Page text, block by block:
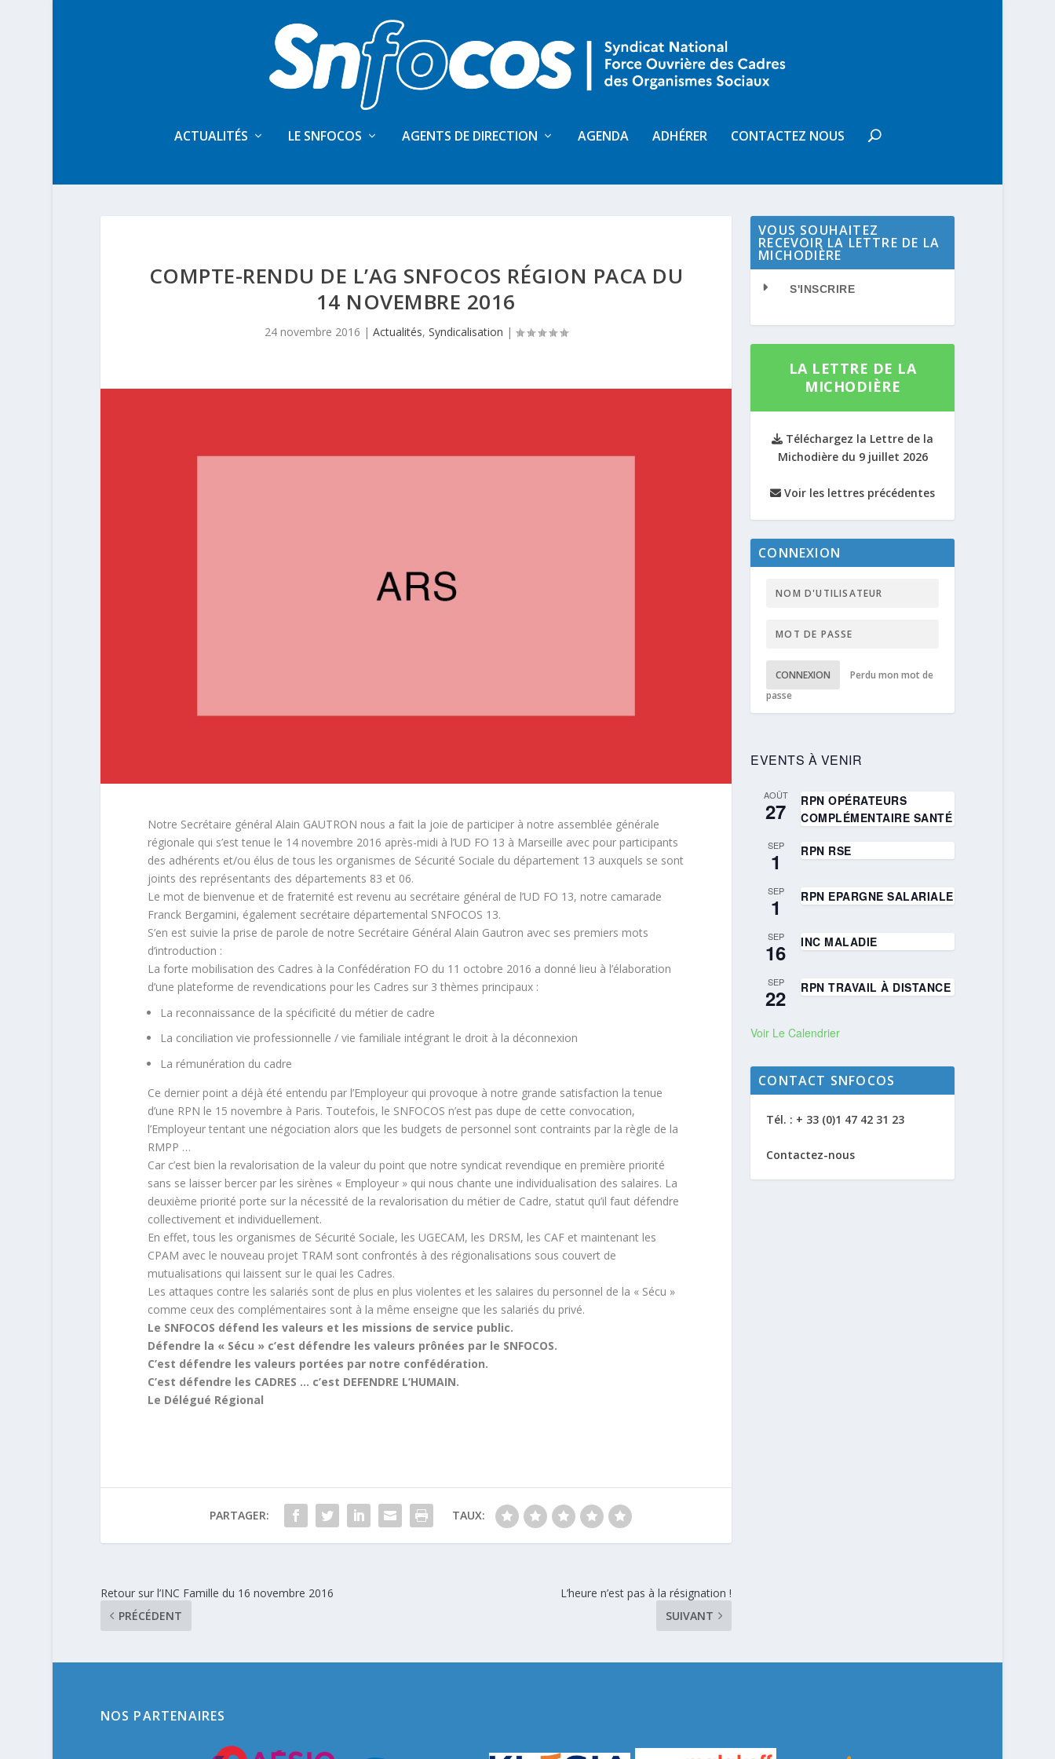
ACTUALITÉS LE SNFOCOS AGENTS DE DIRECTION AGENDA ADHÉRER CONTACTEZ NOUS
COMPTE-RENDU DE L’AG SNFOCOS RÉGION PACA DU
14 NOVEMBRE 2016
24 novembre 2016 | Actualités, Syndicalisation |
Notre Secrétaire général Alain GAUTRON nous a fait la joie de participer à notre assemblée générale
régionale qui s’est tenue le 14 novembre 2016 après-midi à l’UD FO 13 à Marseille avec pour participants
des adhérents et/ou élus de tous les organismes de Sécurité Sociale du département 13 auxquels se sont
joints des représentants des départements 83 et 06.
Le mot de bienvenue et de fraternité est revenu au secrétaire général de l’UD FO 13, notre camarade
Franck Bergamini, également secrétaire départemental SNFOCOS 13.
S’en est suivie la prise de parole de notre Secrétaire Général Alain Gautron avec ses premiers mots
d’introduction :
La forte mobilisation des Cadres à la Confédération FO du 11 octobre 2016 a donné lieu à l’élaboration
d’une plateforme de revendications pour les Cadres sur 3 thèmes principaux :
La reconnaissance de la spécificité du métier de cadre
La conciliation vie professionnelle / vie familiale intégrant le droit à la déconnexion
La rémunération du cadre
Ce dernier point a déjà été entendu par l’Employeur qui provoque à notre grande satisfaction la tenue
d’une RPN le 15 novembre à Paris. Toutefois, le SNFOCOS n’est pas dupe de cette convocation,
l’Employeur tentant une négociation alors que les budgets de personnel sont contraints par la règle de la
RMPP …
Car c’est bien la revalorisation de la valeur du point que notre syndicat revendique en première priorité
sans se laisser bercer par les sirènes « Employeur » qui nous chante une individualisation des salaires. La
deuxième priorité porte sur la nécessité de la revalorisation du métier de Cadre, statut qu’il faut défendre
collectivement et individuellement.
En effet, tous les organismes de Sécurité Sociale, les UGECAM, les DRSM, les CAF et maintenant les
CPAM avec le nouveau projet TRAM sont confrontés à des régionalisations sous couvert de
mutualisations qui laissent sur le quai les Cadres.
Les attaques contre les salariés sont de plus en plus violentes et les salaires du personnel de la « Sécu »
comme ceux des complémentaires sont à la même enseigne que les salariés du privé.
Le SNFOCOS défend les valeurs et les missions de service public.
Défendre la « Sécu » c’est défendre les valeurs prônées par le SNFOCOS.
C’est défendre les valeurs portées par notre confédération.
C’est défendre les CADRES … c’est DEFENDRE L’HUMAIN.
Le Délégué Régional
PARTAGER: TAUX:
Retour sur l’INC Famille du 16 novembre 2016
PRÉCÉDENT
L’heure n’est pas à la résignation !
SUIVANT
VOUS SOUHAITEZ
RECEVOIR LA LETTRE DE LA
MICHODIÈRE
S'INSCRIRE
LA LETTRE DE LA
MICHODIÈRE
Téléchargez la Lettre de la
Michodière du 9 juillet 2026
Voir les lettres précédentes
CONNEXION
CONNEXION
Perdu mon mot de
passe
EVENTS À VENIR
AOÛT
27
RPN OPÉRATEURS
COMPLÉMENTAIRE SANTÉ
SEP
1 RPN RSE
SEP
1 RPN EPARGNE SALARIALE
SEP
16 INC MALADIE
SEP
22 RPN TRAVAIL À DISTANCE
Voir Le Calendrier
CONTACT SNFOCOS
Tél. : + 33 (0)1 47 42 31 23
Contactez-nous
NOS PARTENAIRES